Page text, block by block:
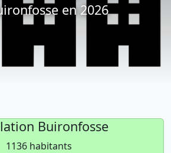
en 2026
Buironfosse
1136 habitants